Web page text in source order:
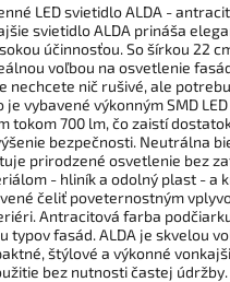
LED svietidlo ALDA -
svietidlo ALDA prináša
účinnosťou. So šírkou 22
voľbou na osvetlenie
nechcete nič rušivé, ale
je vybavené výkonným SMD
tokom 700 lm, čo zaistí
bezpečnosti. Neutrálna
prirodzené osvetlenie bez
- hliník a odolný plast - a
čeliť poveternostným
Antracitová farba
typov fasád. ALDA je skvelou
štýlové a výkonné
bez nutnosti častej údržby.